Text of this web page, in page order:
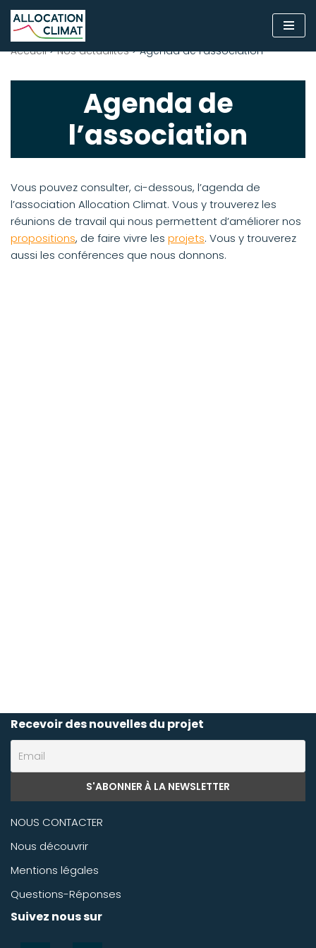
au
Accueil>Nos actualités>Agenda de l’association
Agenda de
l’association
Vous pouvez consulter, ci-dessous, l’agenda de
l’association Allocation Climat. Vous y trouverez les
réunions de travail qui nous permettent d’améliorer nos
propositions, de faire vivre les projets. Vous y trouverez
aussi les conférences que nous donnons.
Recevoir des nouvelles du projet
NOUS CONTACTER
Nous découvrir
Mentions légales
Questions-Réponses
Suivez nous sur